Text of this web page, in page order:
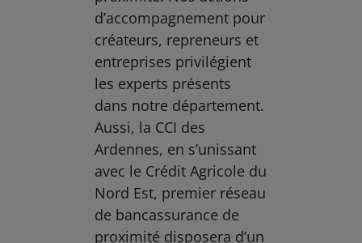
d’accompagnement pour
créateurs, repreneurs et
entreprises privilégient
les experts présents
dans notre département.
Aussi, la CCI des
Ardennes, en s’unissant
avec le Crédit Agricole du
Nord Est, premier réseau
de bancassurance de
proximité disposera d’un